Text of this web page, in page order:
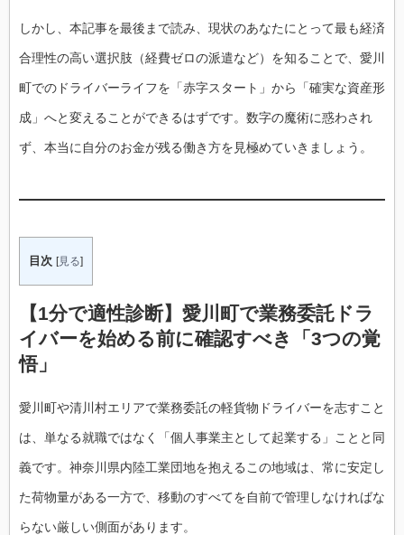
しかし、本記事を最後まで読み、現状のあなたにとって最も経済
合理性の高い選択肢（経費ゼロの派遣など）を知ることで、愛川
町でのドライバーライフを「赤字スタート」から「確実な資産形
成」へと変えることができるはずです。数字の魔術に惑わされ
ず、本当に自分のお金が残る働き方を見極めていきましょう。
目次 [見る]
【1分で適性診断】愛川町で業務委託ドラ
イバーを始める前に確認すべき「3つの覚
悟」
愛川町や清川村エリアで業務委託の軽貨物ドライバーを志すこと
は、単なる就職ではなく「個人事業主として起業する」ことと同
義です。神奈川県内陸工業団地を抱えるこの地域は、常に安定し
た荷物量がある一方で、移動のすべてを自前で管理しなければな
らない厳しい側面があります。